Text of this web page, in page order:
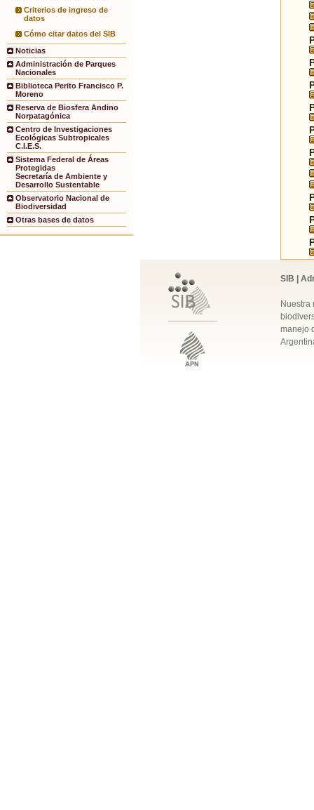
Criterios de ingreso de
datos
Cómo citar datos del SIB
Noticias
Administración de Parques
Nacionales
Biblioteca Perito Francisco P.
Moreno
Reserva de Biosfera Andino
Norpatagónica
Centro de Investigaciones
Ecológicas Subtropicales
C.I.E.S.
Sistema Federal de Áreas
Protegidas
Secretaría de Ambiente y
Desarrollo Sustentable
Observatorio Nacional de
Biodiversidad
Otras bases de datos
SIB |
Nuestra
manejo